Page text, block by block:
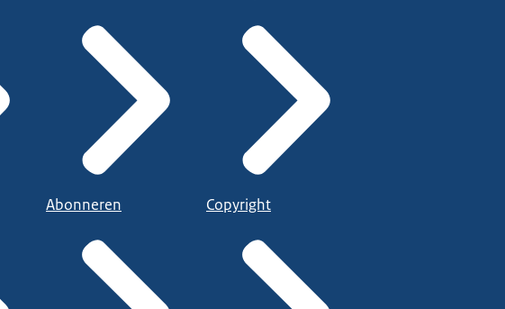
Abonneren Copyright